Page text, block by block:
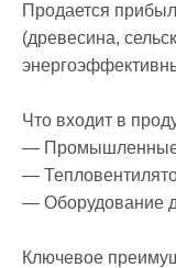
Продается
(древесина,
Что входит в
— Промышленные
—
— Оборудование
Ключевое